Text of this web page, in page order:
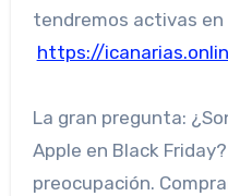
tendremos activas
https://
La gran pregunta:
Apple en Black
preocupación.